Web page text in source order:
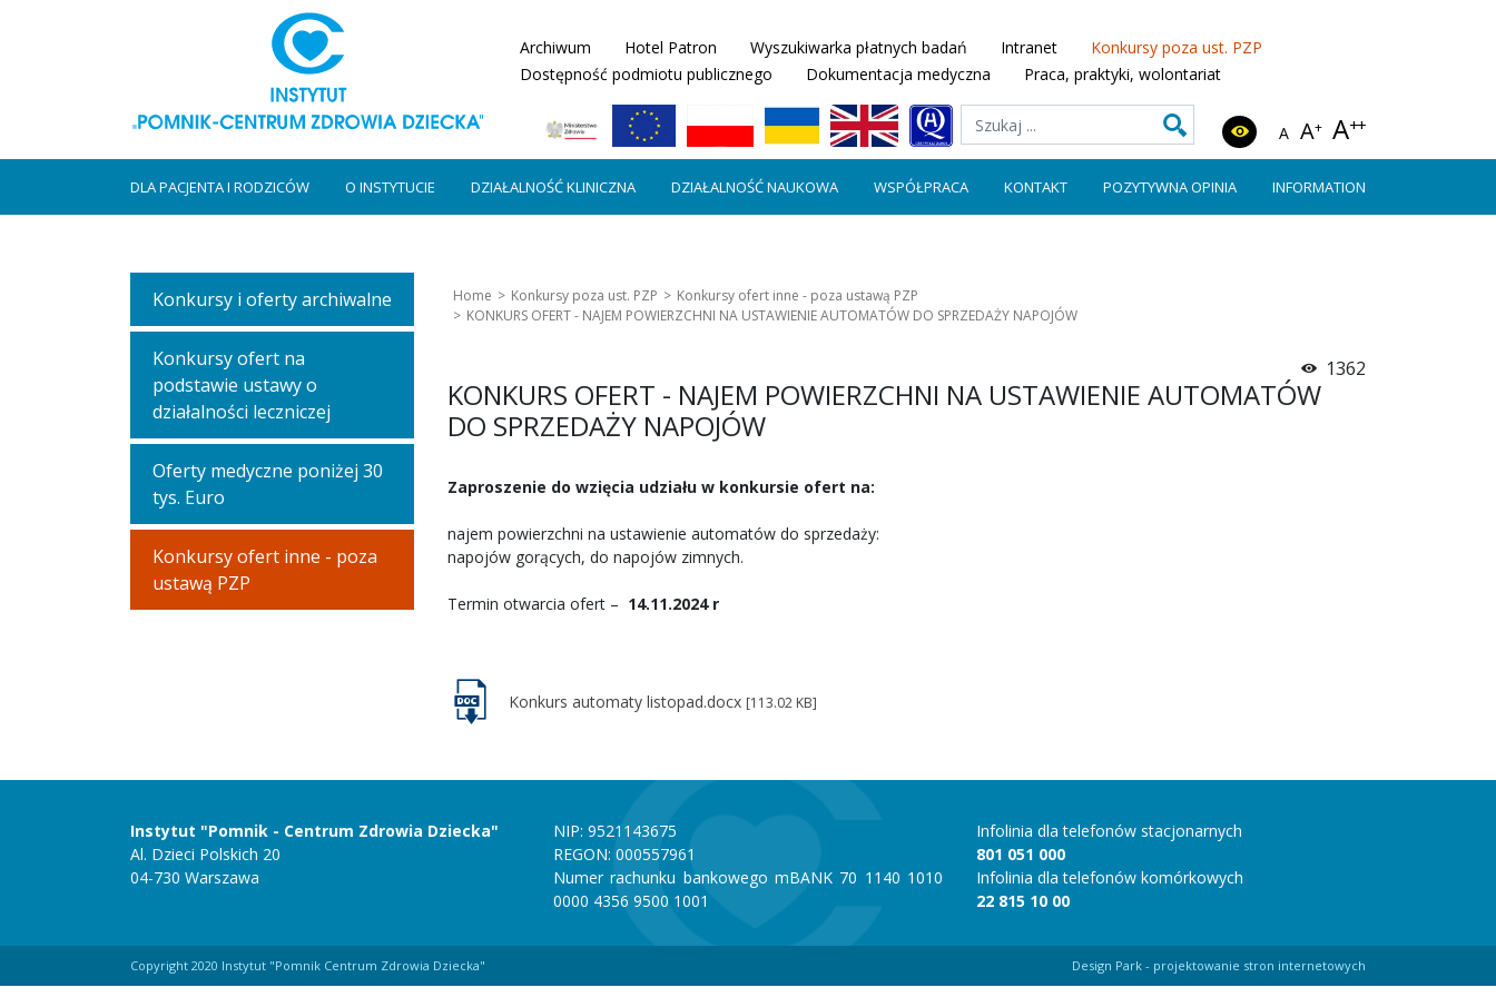
Archiwum Hotel Patron Wyszukiwarka płatnych badań Intranet
Konkursy poza ust. PZP
Dostępność podmiotu publicznego
Dokumentacja medyczna Praca, praktyki, wolontariat
A A+ A++
DLA PACJENTA I RODZICÓW O INSTYTUCIE DZIAŁALNOŚĆ KLINICZNA DZIAŁALNOŚĆ NAUKOWA WSPÓŁPRACA KONTAKT POZYTYWNA OPINIA INFORMATION
Konkursy i oferty archiwalne
Konkursy ofert na
podstawie ustawy o
działalności leczniczej
Oferty medyczne poniżej 30
tys. Euro
Konkursy ofert inne - poza
ustawą PZP
Home Konkursy poza ust. PZP
Konkursy ofert inne - poza ustawą PZP
KONKURS OFERT - NAJEM POWIERZCHNI NA USTAWIENIE AUTOMATÓW DO SPRZEDAŻY NAPOJÓW
1362
KONKURS OFERT - NAJEM POWIERZCHNI NA USTAWIENIE AUTOMATÓW
DO SPRZEDAŻY NAPOJÓW
Zaproszenie do wzięcia udziału w konkursie ofert na:
najem powierzchni na ustawienie automatów do sprzedaży:
napojów gorących, do napojów zimnych.
Termin otwarcia ofert – 14.11.2024 r
Konkurs automaty listopad.docx [113.02 KB]
Instytut "Pomnik - Centrum Zdrowia Dziecka"
Al. Dzieci Polskich 20
04-730 Warszawa
NIP: 9521143675
REGON: 000557961
Numer rachunku bankowego mBANK 70 1140 1010
0000 4356 9500 1001
Infolinia dla telefonów stacjonarnych
801 051 000
Infolinia dla telefonów komórkowych
22 815 10 00
Copyright 2020 Instytut "Pomnik Centrum Zdrowia Dziecka" Design Park - projektowanie stron internetowych